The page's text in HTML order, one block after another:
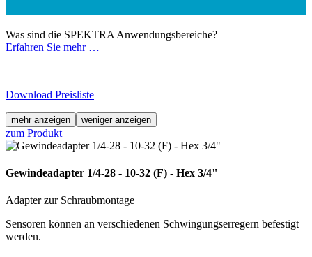
Was sind die SPEKTRA Anwendungsbereiche?
Erfahren Sie mehr …
Download Preisliste
mehr anzeigen weniger anzeigen
zum Produkt
Gewindeadapter 1/4-28 - 10-32 (F) - Hex 3/4"
Adapter zur Schraubmontage
Sensoren können an verschiedenen Schwingungserregern befestigt
werden.